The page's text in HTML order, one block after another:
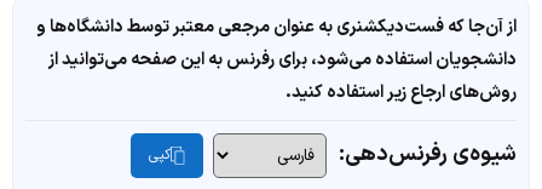
از آن‌جا که فست‌دیکشنری به عنوان مرجعی معتبر توسط دانشگاه‌ها و
دانشجویان استفاده می‌شود، برای رفرنس به این صفحه می‌توانید از
روش‌های ارجاع زیر استفاده کنید.
شیوه‌ی رفرنس‌دهی: کپی